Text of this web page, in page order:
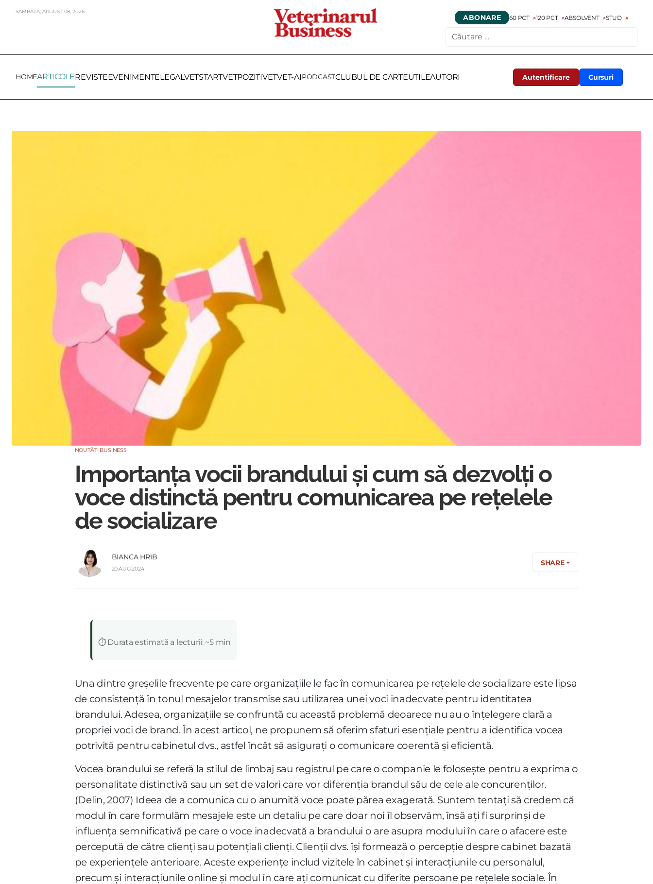
SÂMBĂTĂ, AUGUST 08,2026
ABONARE 60 PCT 120 PCT ABSOLVENT STUD
Autentificare Cursuri
HOMEARTICOLEREVISTEEVENIMENTELEGALVETSTARTVETPOZITIVETVET-AIPODCASTCLUBUL DE CARTEUTILEAUTORI
NOUTĂȚI BUSINESS
Importanța vocii brandului și cum să dezvolți o
voce distinctă pentru comunicarea pe rețelele
de socializare
BIANCA HRIB
20.AUG.2024
SHARE
⏱️ Durata estimată a lecturii: ~5 min
Una dintre greșelile frecvente pe care organizațiile le fac în comunicarea pe rețelele de socializare este lipsa
de consistență în tonul mesajelor transmise sau utilizarea unei voci inadecvate pentru identitatea
brandului. Adesea, organizațiile se confruntă cu această problemă deoarece nu au o înțelegere clară a
propriei voci de brand. În acest articol, ne propunem să oferim sfaturi esențiale pentru a identifica vocea
potrivită pentru cabinetul dvs., astfel încât să asigurați o comunicare coerentă și eficientă.
Vocea brandului se referă la stilul de limbaj sau registrul pe care o companie le folosește pentru a exprima o
personalitate distinctivă sau un set de valori care vor diferenția brandul său de cele ale concurenților.
(Delin, 2007) Ideea de a comunica cu o anumită voce poate părea exagerată. Suntem tentați să credem că
modul în care formulăm mesajele este un detaliu pe care doar noi îl observăm, însă ați fi surprinși de
influența semnificativă pe care o voce inadecvată a brandului o are asupra modului în care o afacere este
percepută de către clienți sau potențiali clienți. Clienții dvs. își formează o percepție despre cabinet bazată
pe experiențele anterioare. Aceste experiențe includ vizitele în cabinet și interacțiunile cu personalul,
precum și interacțiunile online și modul în care ați comunicat cu diferite persoane pe rețelele sociale. În